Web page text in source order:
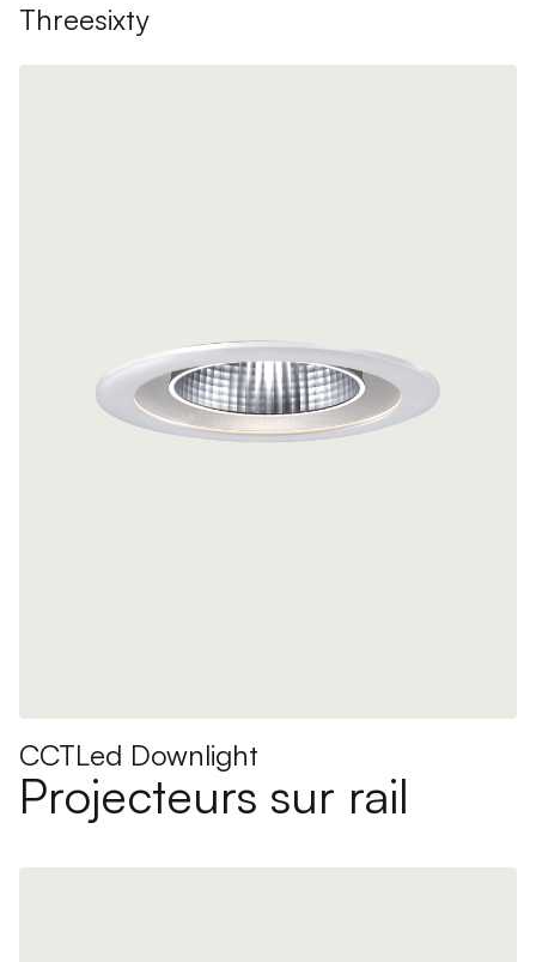
Threesixty
CCTLed Downlight
Projecteurs sur rail